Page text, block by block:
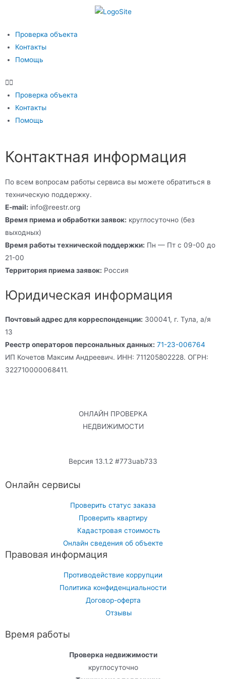
Проверка объекта
Контакты
Помощь
Проверка объекта
Контакты
Помощь
Контактная информация
По всем вопросам работы сервиса вы можете обратиться в
техническую поддержку.
E-mail: info@reestr.org
Время приема и обработки заявок: круглосуточно (без
выходных)
Время работы технической поддержки: Пн — Пт с 09-00 до
21-00
Территория приема заявок: Россия
Юридическая информация
Почтовый адрес для корреспонденции: 300041, г. Тула, а/я
13
Реестр операторов персональных данных: 71-23-006764
ИП Кочетов Максим Андреевич. ИНН: 711205802228. ОГРН:
322710000068411.
ОНЛАЙН ПРОВЕРКА
НЕДВИЖИМОСТИ
Версия 13.1.2 #773uab733
Онлайн сервисы
Проверить статус заказа
Проверить квартиру
Кадастровая стоимость
Онлайн сведения об объекте
Правовая информация
Противодействие коррупции
Политика конфиденциальности
Договор-оферта
Отзывы
Время работы
Проверка недвижимости
круглосуточно